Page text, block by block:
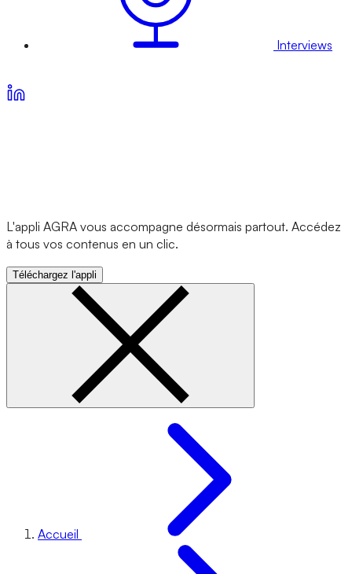
Interviews
L'appli AGRA vous accompagne désormais partout. Accédez
à tous vos contenus en un clic.
Téléchargez l'appli
Accueil